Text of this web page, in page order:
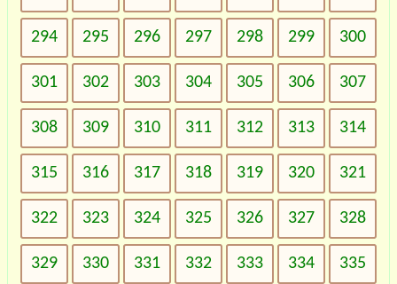
294 295 296 297 298 299 300
301 302 303 304 305 306 307
308 309 310 311 312 313 314
315 316 317 318 319 320 321
322 323 324 325 326 327 328
329 330 331 332 333 334 335